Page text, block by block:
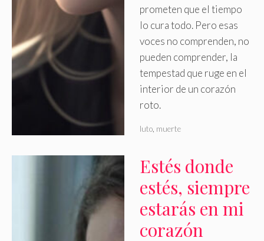
prometen que el tiempo
lo cura todo. Pero esas
voces no comprenden, no
pueden comprender, la
tempestad que ruge en el
interior de un corazón
roto.
luto, muerte
Estés donde
estés, siempre
estarás en mi
corazón